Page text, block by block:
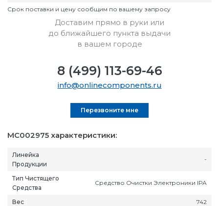
Cрок поставки и цену сообщим по вашему запросу
MC002975 характеристики:
Линейка
Продукции
-
Тип Чистящего
Средства
Средство Очистки Электроники IPA
Вес
742
Доставим прямо в руки или
до ближайшего пункта выдачи
в вашем городе
8 (499) 113-69-46
info@onlinecomponents.ru
Перезвоните мне